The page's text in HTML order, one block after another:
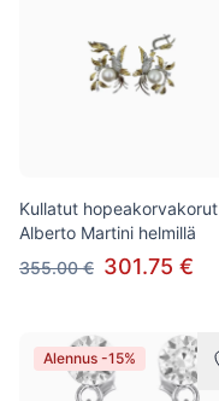
Kullatut hopeakorvakorut
Alberto Martini helmillä
355.00 € 301.75 €
Alennus -15%